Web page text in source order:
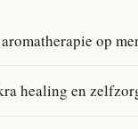
op
healing en